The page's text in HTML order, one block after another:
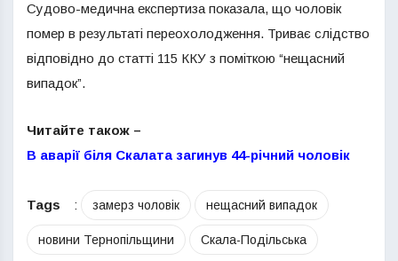
Судово-медична експертиза показала, що чоловік
помер в результаті переохолодження. Триває слідство
відповідно до статті 115 ККУ з поміткою “нещасний
випадок”.
Читайте також –
В аварії біля Скалата загинув 44-річний чоловік
Tags : замерз чоловік нещасний випадок
новини Тернопільщини Скала-Подільська